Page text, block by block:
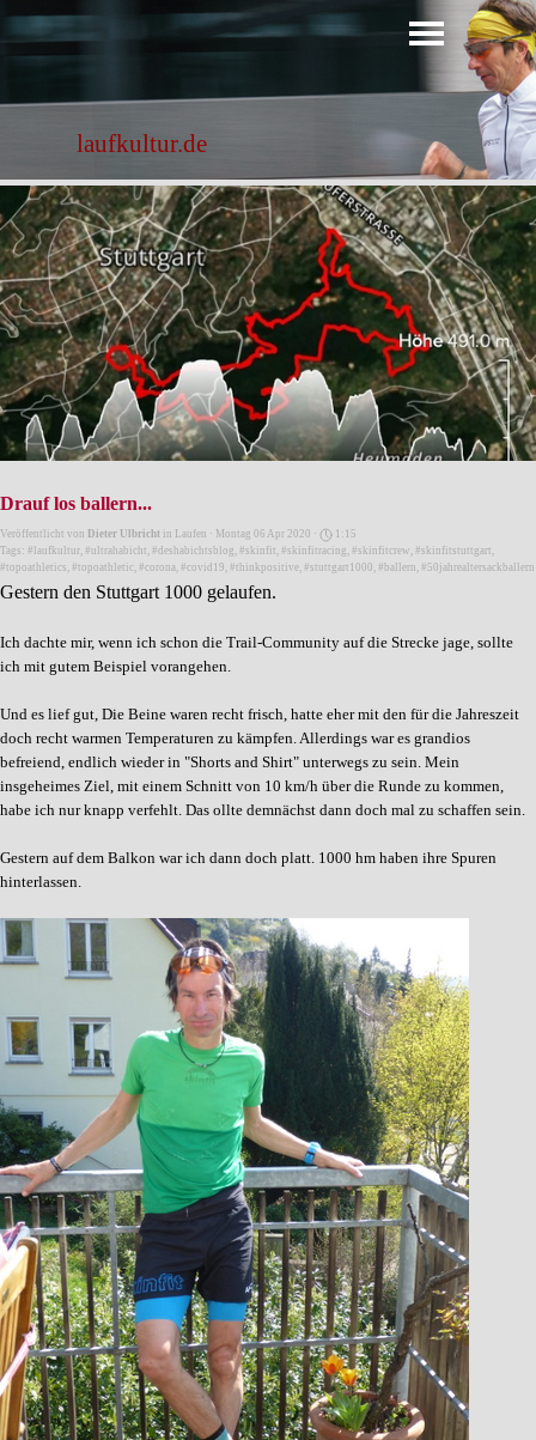
Direkt zum Seiteninhalt Menü überspringen
laufkultur.de
Drauf los ballern...
Veröffentlicht von Dieter Ulbricht in Laufen · Montag 06 Apr 2020 ·
1:15
Tags: #laufkultur, #ultrahabicht , #deshabichtsblog , #skinfit , #skinfitracing , #skinfitcrew , #skinfitstuttgart ,
#topoathletics , #topoathletic, #corona, #covid19 , #thinkpositive, #stuttgart1000 , #ballern , #50jahrealtersackballern
Gestern den Stuttgart 1000 gelaufen.
Ich dachte mir, wenn ich schon die Trail-Community auf die Strecke jage, sollte
ich mit gutem Beispiel vorangehen.
Und es lief gut, Die Beine waren recht frisch, hatte eher mit den für die Jahreszeit
doch recht warmen Temperaturen zu kämpfen. Allerdings war es grandios
befreiend, endlich wieder in "Shorts and Shirt" unterwegs zu sein. Mein
insgeheimes Ziel, mit einem Schnitt von 10 km/h über die Runde zu kommen,
habe ich nur knapp verfehlt. Das ollte demnächst dann doch mal zu schaffen sein.
Gestern auf dem Balkon war ich dann doch platt. 1000 hm haben ihre Spuren
hinterlassen.